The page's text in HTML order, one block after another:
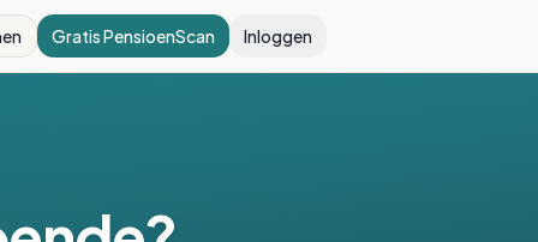
Gratis PensioenScan Inloggen